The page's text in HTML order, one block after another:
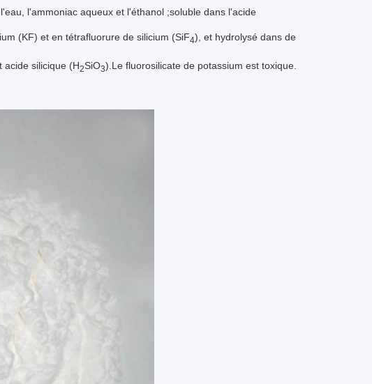
l'ammoniac aqueux et l'éthanol ;soluble dans l'acide
(KF) et en tétrafluorure de silicium (SiF4), et hydrolysé dans de
acide silicique (H2SiO3).Le fluorosilicate de potassium est toxique.